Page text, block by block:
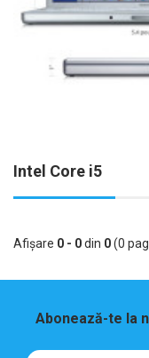
Intel Core i5
Afişare 0 - 0din 0(0
Abonează-te la